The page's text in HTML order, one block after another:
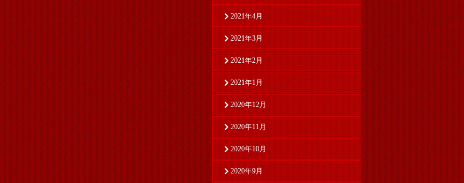
2021年4月
2021年3月
2021年2月
2021年1月
2020年12月
2020年11月
2020年10月
2020年9月